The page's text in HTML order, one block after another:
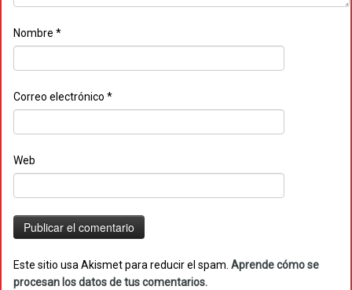
Nombre *
Correo electrónico *
Web
Este sitio usa Akismet para reducir el spam. Aprende cómo se
procesan los datos de tus comentarios.